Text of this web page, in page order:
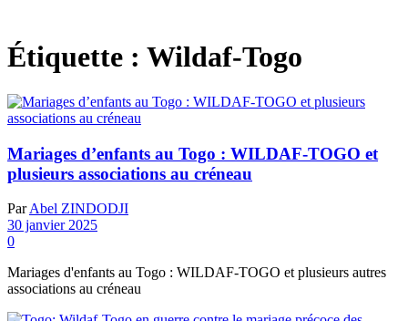
Étiquette : Wildaf-Togo
Mariages d’enfants au Togo : WILDAF-TOGO et
plusieurs associations au créneau
Par Abel ZINDODJI
30 janvier 2025
0
Mariages d'enfants au Togo : WILDAF-TOGO et plusieurs autres
associations au créneau